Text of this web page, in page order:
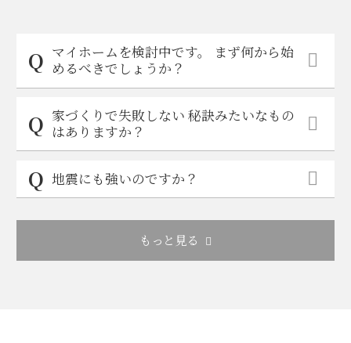
マイホームを検討中です。 まず何から始
めるべきでしょうか？
家づくりで失敗しない 秘訣みたいなもの
はありますか？
地震にも強いのですか？
もっと見る